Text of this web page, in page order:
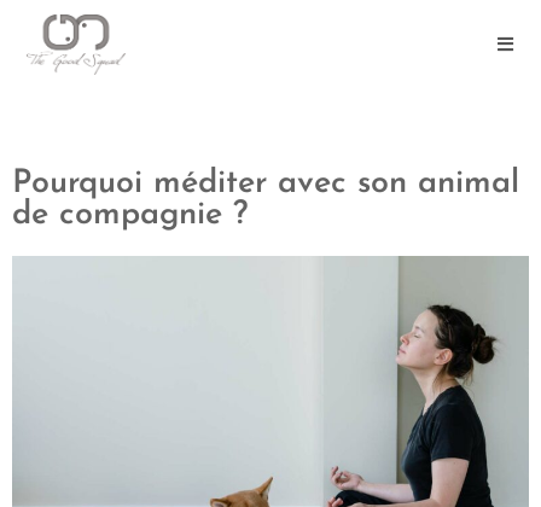
Pourquoi méditer avec son animal
de compagnie ?